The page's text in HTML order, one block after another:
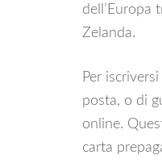
dell’Europa
Zelanda.
Per
posta, o di
online.
carta